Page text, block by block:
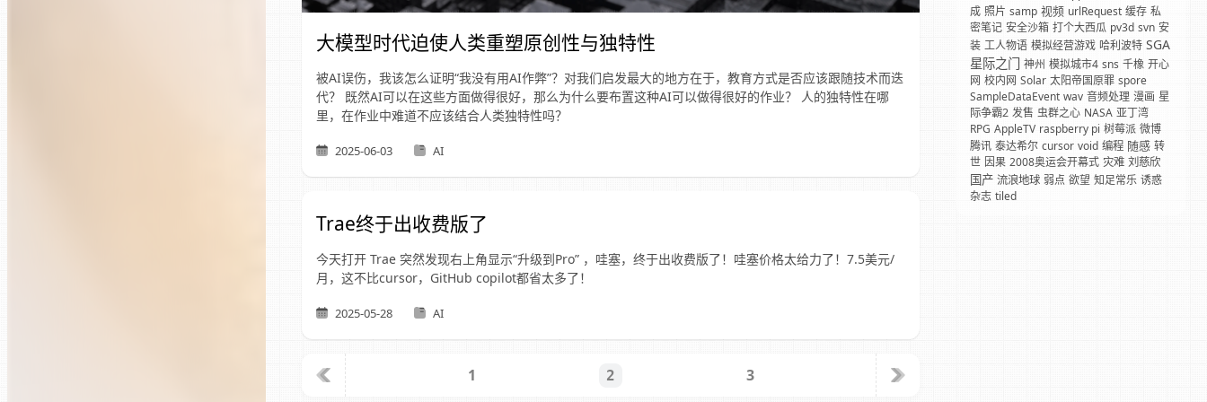
大模型时代迫使人类重塑原创性与独特性
被AI误伤，我该怎么证明“我没有用AI作弊”？对我们启发最大的地方在于，教育方式是否应该跟随技术而迭
代？ 既然AI可以在这些方面做得很好，那么为什么要布置这种AI可以做得很好的作业？ 人的独特性在哪
里，在作业中难道不应该结合人类独特性吗？
2025-06-03 AI
Trae终于出收费版了
今天打开 Trae 突然发现右上角显示“升级到Pro” ，哇塞，终于出收费版了！哇塞价格太给力了！7.5美元/
月，这不比cursor，GitHub copilot都省太多了！
2025-05-28 AI
1 2 3
成 照片 samp 视频 urlRequest 缓存 私
密笔记 安全沙箱 打个大西瓜 pv3d svn 安
装 工人物语 模拟经营游戏 哈利波特 SGA
星际之门 神州 模拟城市4 sns 千橡 开心
网 校内网 Solar 太阳帝国原罪 spore
SampleDataEvent wav 音频处理 漫画 星
际争霸2 发售 虫群之心 NASA 亚丁湾
RPG AppleTV raspberry pi 树莓派 微博
腾讯 泰达希尔 cursor void 编程 随感 转
世 因果 2008奥运会开幕式 灾难 刘慈欣
国产 流浪地球 弱点 欲望 知足常乐 诱惑
杂志 tiled